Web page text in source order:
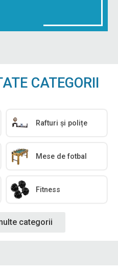
CATEGORII
Rafturi și polițe
Mese de fotbal
Fitness
categorii